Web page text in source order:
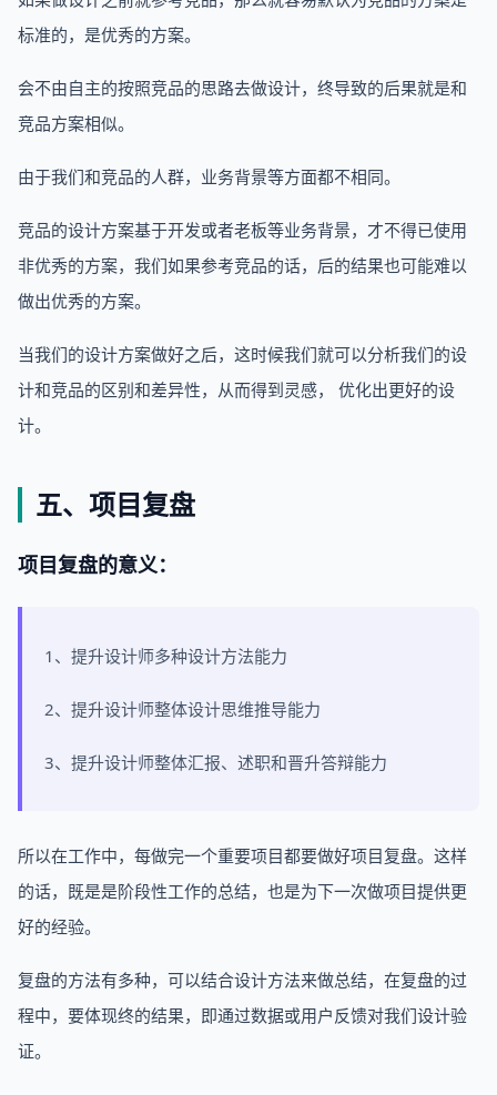
标准的，是优秀的方案。
会不由自主的按照竞品的思路去做设计，终导致的后果就是和
竞品方案相似。
由于我们和竞品的人群，业务背景等方面都不相同。
竞品的设计方案基于开发或者老板等业务背景，才不得已使用
非优秀的方案，我们如果参考竞品的话，后的结果也可能难以
做出优秀的方案。
当我们的设计方案做好之后，这时候我们就可以分析我们的设
计和竞品的区别和差异性，从而得到灵感， 优化出更好的设
计。
五、项目复盘
项目复盘的意义：
1、提升设计师多种设计方法能力
2、提升设计师整体设计思维推导能力
3、提升设计师整体汇报、述职和晋升答辩能力
所以在工作中，每做完一个重要项目都要做好项目复盘。这样
的话，既是是阶段性工作的总结，也是为下一次做项目提供更
好的经验。
复盘的方法有多种，可以结合设计方法来做总结，在复盘的过
程中，要体现终的结果，即通过数据或用户反馈对我们设计验
证。